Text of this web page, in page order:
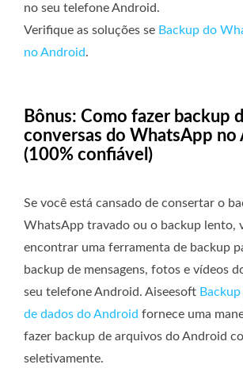
no seu telefone Android.
Verifique as soluções se Backup do
no Android.
Bônus: Como fazer backup
conversas do WhatsApp no
(100% confiável)
Se você está cansado de consertar o
WhatsApp travado ou o backup lento,
encontrar uma ferramenta de backup
backup de mensagens, fotos e vídeos
seu telefone Android. Aiseesoft
de dados do Android fornece uma
fazer backup de arquivos do Android
seletivamente.